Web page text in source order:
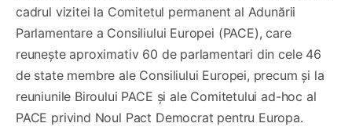
cadrul vizitei la Comitetul permanent al Adunării
Parlamentare a Consiliului Europei (PACE), care
reunește aproximativ 60 de parlamentari din cele 46
de state membre ale Consiliului Europei, precum și la
reuniunile Biroului PACE și ale Comitetului ad-hoc al
PACE privind Noul Pact Democrat pentru Europa.